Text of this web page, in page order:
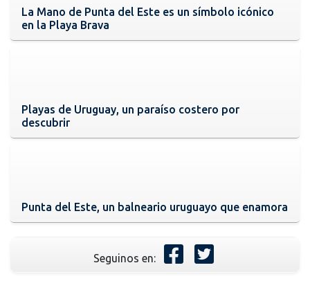
La Mano de Punta del Este es un símbolo icónico
en la Playa Brava
Playas de Uruguay, un paraíso costero por
descubrir
Punta del Este, un balneario uruguayo que enamora
Seguinos en: